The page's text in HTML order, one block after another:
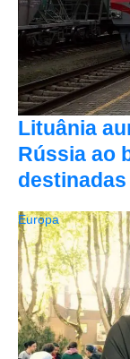
Lituânia
Rússia ao
Europa